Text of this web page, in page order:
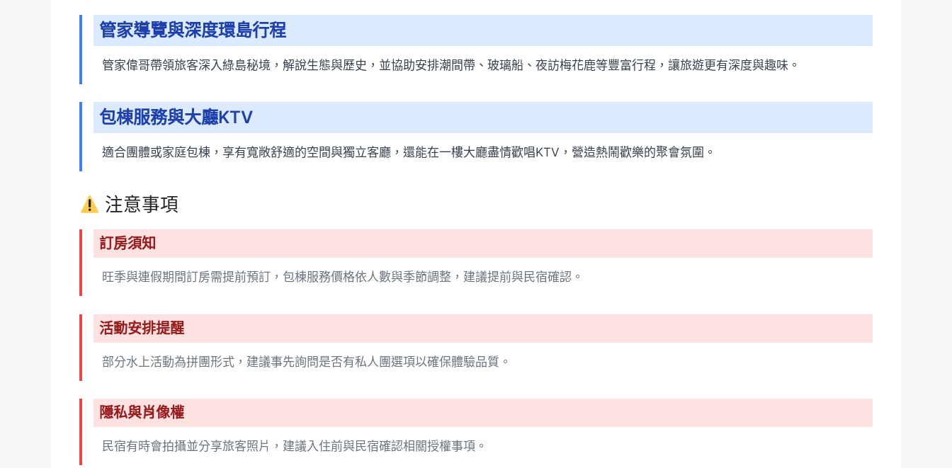
管家導覽與深度環島行程
管家偉哥帶領旅客深入綠島秘境，解說生態與歷史，並協助安排潮間帶、玻璃船、夜訪梅花鹿等豐富行程，讓旅遊更有深度與趣味。
包棟服務與大廳KTV
適合團體或家庭包棟，享有寬敞舒適的空間與獨立客廳，還能在一樓大廳盡情歡唱KTV，營造熱鬧歡樂的聚會氛圍。
注意事項
訂房須知
旺季與連假期間訂房需提前預訂，包棟服務價格依人數與季節調整，建議提前與民宿確認。
活動安排提醒
部分水上活動為拼團形式，建議事先詢問是否有私人團選項以確保體驗品質。
隱私與肖像權
民宿有時會拍攝並分享旅客照片，建議入住前與民宿確認相關授權事項。